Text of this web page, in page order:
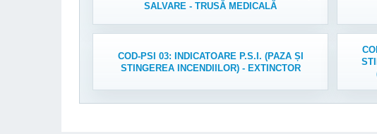
SALVARE - TRUSĂ MEDICALĂ
COD-PSI 03: INDICATOARE P.S.I. (PAZA ȘI
STINGEREA INCENDIILOR) - EXTINCTOR